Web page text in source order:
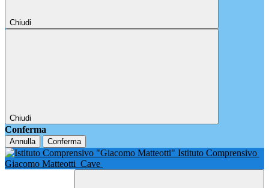
Chiudi
Chiudi
Conferma
Annulla Conferma
Istituto Comprensivo
Giacomo Matteotti Cave